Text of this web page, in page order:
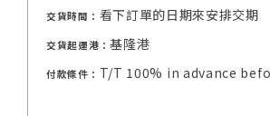
交貨時間： 看下訂單的日期來安排交期
交貨起運港：基隆港
付款條件： T/T 100% in advance